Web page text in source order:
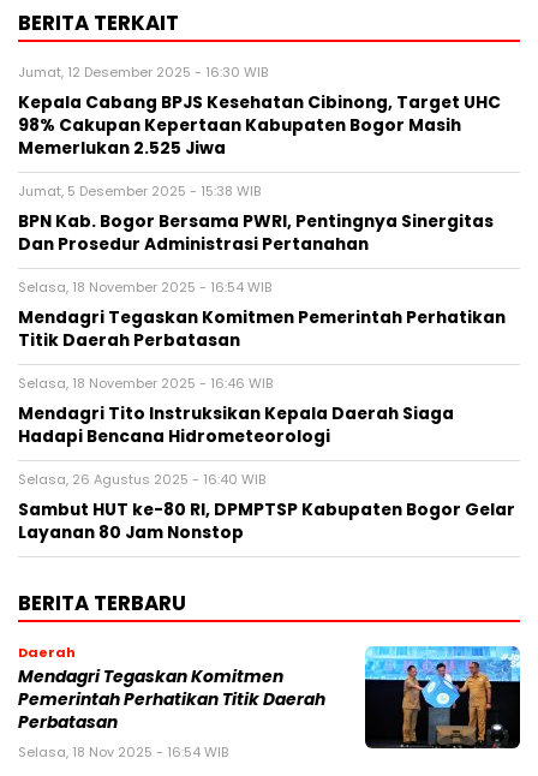
BERITA TERKAIT
Jumat, 12 Desember 2025 - 16:30 WIB
Kepala Cabang BPJS Kesehatan Cibinong, Target UHC
98% Cakupan Kepertaan Kabupaten Bogor Masih
Memerlukan 2.525 Jiwa
Jumat, 5 Desember 2025 - 15:38 WIB
BPN Kab. Bogor Bersama PWRI, Pentingnya Sinergitas
Dan Prosedur Administrasi Pertanahan
Selasa, 18 November 2025 - 16:54 WIB
Mendagri Tegaskan Komitmen Pemerintah Perhatikan
Titik Daerah Perbatasan
Selasa, 18 November 2025 - 16:46 WIB
Mendagri Tito Instruksikan Kepala Daerah Siaga
Hadapi Bencana Hidrometeorologi
Selasa, 26 Agustus 2025 - 16:40 WIB
Sambut HUT ke-80 RI, DPMPTSP Kabupaten Bogor Gelar
Layanan 80 Jam Nonstop
BERITA TERBARU
Daerah
Mendagri Tegaskan Komitmen
Pemerintah Perhatikan Titik Daerah
Perbatasan
Selasa, 18 Nov 2025 - 16:54 WIB